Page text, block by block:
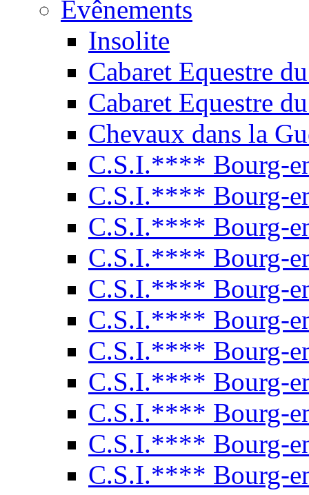
Evênements
Insolite
Cabaret Equestre
Cabaret Equestre
Chevaux dans la
C.S.I.**** Bourg-
C.S.I.**** Bourg-
C.S.I.**** Bourg-
C.S.I.**** Bourg-
C.S.I.**** Bourg-
C.S.I.**** Bourg-
C.S.I.**** Bourg-
C.S.I.**** Bourg-
C.S.I.**** Bourg-
C.S.I.**** Bourg-
C.S.I.**** Bourg-